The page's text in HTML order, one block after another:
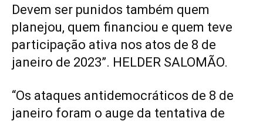
Devem ser punidos também quem
planejou, quem financiou e quem teve
participação ativa nos atos de 8 de
janeiro de 2023”. HELDER SALOMÃO.
“Os ataques antidemocráticos de 8 de
janeiro foram o auge da tentativa de